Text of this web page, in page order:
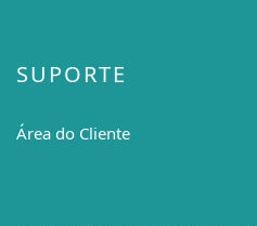
SUPORTE
Área do Cliente